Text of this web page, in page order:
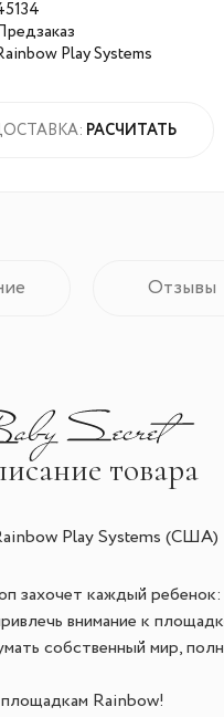
Play Systems
РАСЧИТАТЬ
Отзывы
товара
Play Systems (США)
захочет каждый
внимание к
собственный мир,
Rainbow!